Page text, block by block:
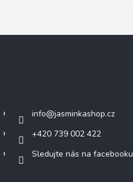
info@jasminkashop.cz
+420 739 002 422
Sledujte nás na facebooku